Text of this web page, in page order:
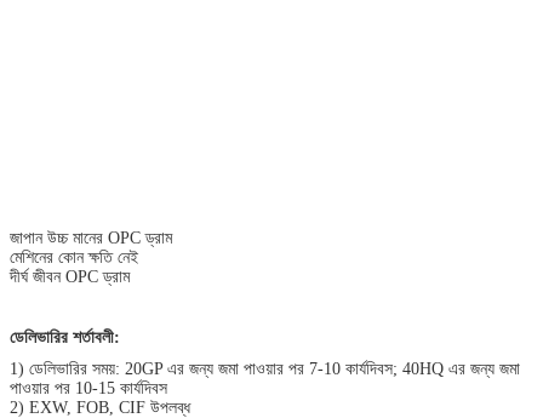
জাপান উচ্চ মানের OPC ড্রাম
মেশিনের কোন ক্ষতি নেই
দীর্ঘ জীবন OPC ড্রাম
ডেলিভারির শর্তাবলী:
1) ডেলিভারির সময়: 20GP এর জন্য জমা পাওয়ার পর 7-10 কার্যদিবস; 40HQ এর জন্য জমা
পাওয়ার পর 10-15 কার্যদিবস
2) EXW, FOB, CIF উপলব্ধ